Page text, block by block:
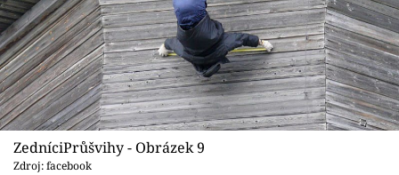
ZedníciPrůšvihy - Obrázek 9
Zdroj: facebook